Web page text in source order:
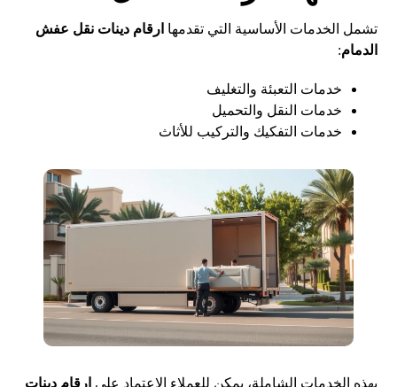
تشمل الخدمات الأساسية التي تقدمها ارقام دينات نقل عفش
الدمام:
خدمات التعبئة والتغليف
خدمات النقل والتحميل
خدمات التفكيك والتركيب للأثاث
بهذه الخدمات الشاملة، يمكن للعملاء الاعتماد على ارقام دينات